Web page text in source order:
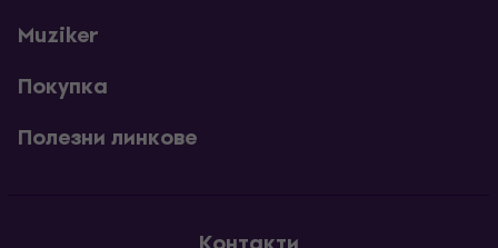
Muziker
Покупка
Полезни линкове